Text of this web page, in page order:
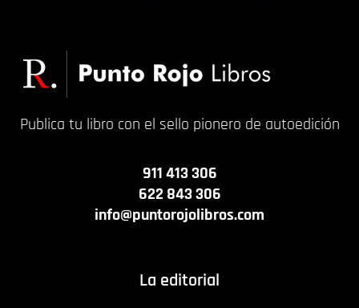
Publica tu libro con el sello pionero de autoedición
911 413 306
622 843 306
info@puntorojolibros.com
La editorial